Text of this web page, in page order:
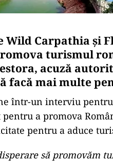
Wild Carpathia și
turismul
acuză
facă mai multe
într-un interviu
a promova
pentru a aduce
să promovăm